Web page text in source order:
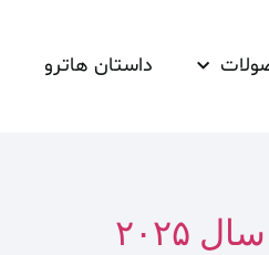
داستان هاترو